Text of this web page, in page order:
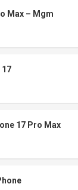
Max – Mgm
17
17 Pro Max